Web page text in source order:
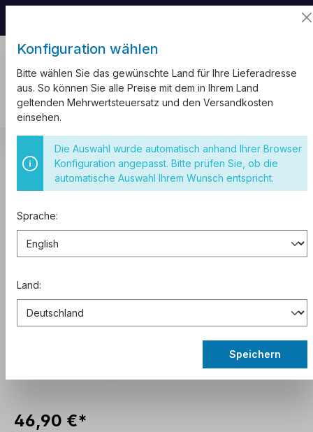
Schaltschränke
Schaltschrank Stahlblech Verteilerschrank
Schaltschränke IP65
Schaltschrank 300x300x200 mm
IP65
46,90 €*
Konfiguration wählen
Bitte wählen Sie das gewünschte Land für Ihre Lieferadresse
aus. So können Sie alle Preise mit dem in Ihrem Land
geltenden Mehrwertsteuersatz und den Versandkosten
einsehen.
Die Auswahl wurde automatisch anhand Ihrer Browser
Konfiguration angepasst. Bitte prüfen Sie, ob die
automatische Auswahl Ihrem Wunsch entspricht.
Sprache:
Land:
Speichern